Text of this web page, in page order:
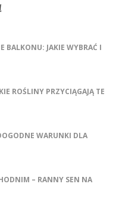
BALKONU: JAKIE WYBRAĆ I
ROŚLINY PRZYCIĄGAJĄ TE
WARUNKI DLA
– RANNY SEN NA